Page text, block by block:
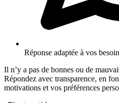
Réponse adaptée à vos
Il n’y a pas de bonnes ou de
Répondez avec transparence, en
motivations et vos préférences